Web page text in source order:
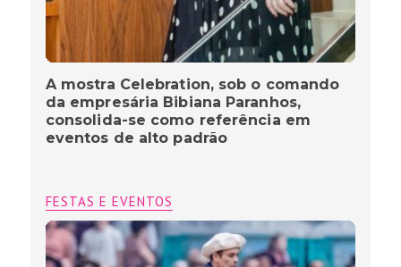
A mostra Celebration, sob o comando
da empresária Bibiana Paranhos,
consolida-se como referência em
eventos de alto padrão
FESTAS E EVENTOS